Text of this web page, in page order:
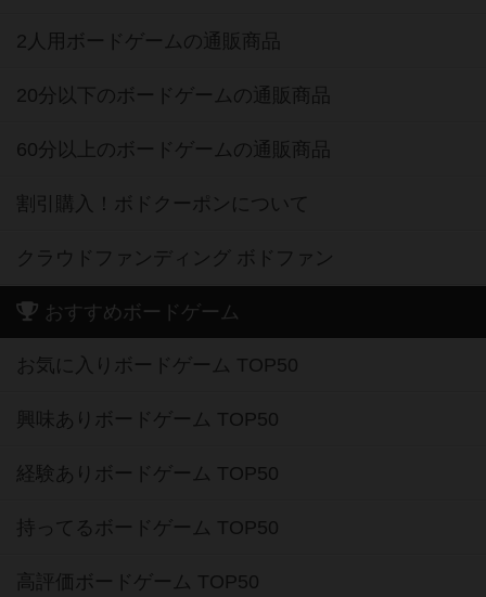
2人用ボードゲームの通販商品
20分以下のボードゲームの通販商品
60分以上のボードゲームの通販商品
割引購入！ボドクーポンについて
クラウドファンディング ボドファン
おすすめボードゲーム
お気に入りボードゲーム TOP50
興味ありボードゲーム TOP50
経験ありボードゲーム TOP50
持ってるボードゲーム TOP50
高評価ボードゲーム TOP50